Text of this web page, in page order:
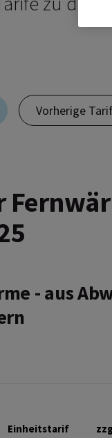
Vorherige
-aus
Einheitstarif